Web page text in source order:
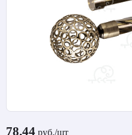
78.44 руб./шт